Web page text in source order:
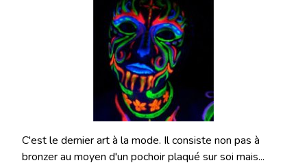
C'est le dernier art à la mode. Il consiste non pas à
bronzer au moyen d'un pochoir plaqué sur soi mais...